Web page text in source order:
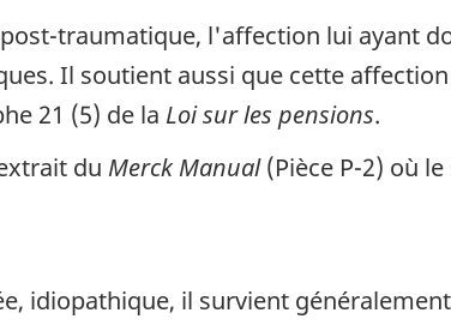
traumatique, l'affection lui ayant
Il soutient aussi que cette
21 (5) de la Loi sur les pensions.
du Merck Manual (Pièce P-2) où
idiopathique, il survient